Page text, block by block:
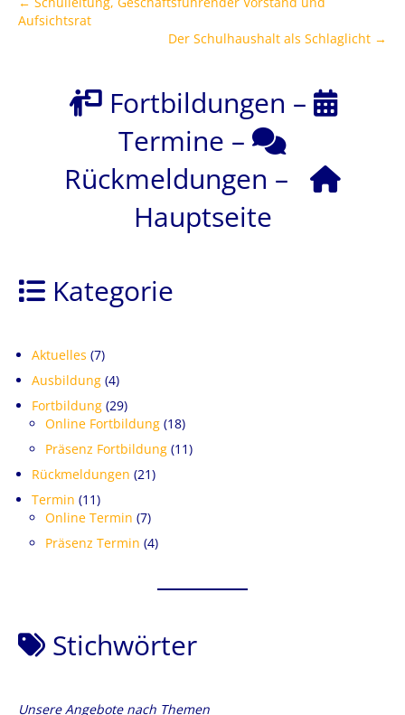
Aufsichtsrat
Der Schulhaushalt als Schlaglicht →
Fortbildungen –
Termine –
Rückmeldungen –
Hauptseite
Kategorie
Aktuelles (7)
Ausbildung (4)
Fortbildung (29)
Online Fortbildung (18)
Präsenz Fortbildung (11)
Rückmeldungen (21)
Termin (11)
Online Termin (7)
Präsenz Termin (4)
Stichwörter
Unsere Angebote nach Themen